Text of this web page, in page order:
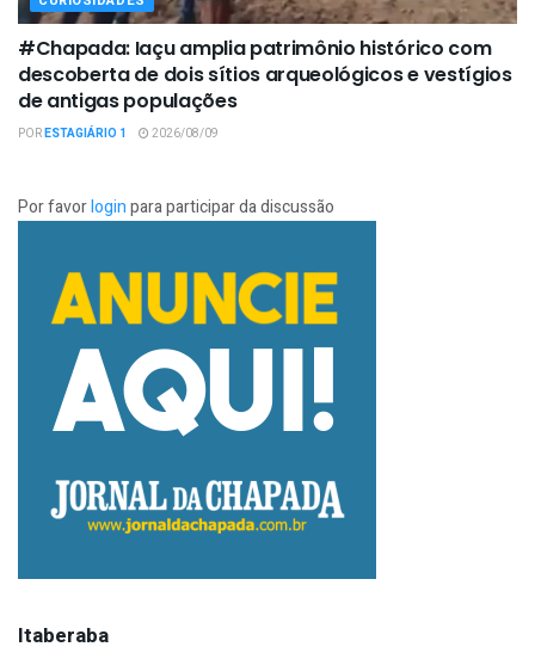
#Chapada: Iaçu amplia patrimônio histórico com
descoberta de dois sítios arqueológicos e vestígios
de antigas populações
PORESTAGIÁRIO 1 2026/08/09
Por favorloginpara participar da discussão
Itaberaba